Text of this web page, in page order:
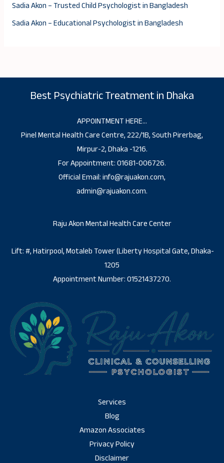
Sadia Akon – Trusted Child Psychologist in Bangladesh
Sadia Akon – Educational Psychologist in Bangladesh
Best Psychiatric Treatment in Dhaka
APPOINTMENT HERE…
Pinel Mental Health Care Centre, 222/1B, South Pirerbag,
Mirpur-2, Dhaka -1216.
For Appointment: 01681-006726.
Official Email: info@rajuakon.com,
admin@rajuakon.com.
Raju Akon Mental Health Care Center
Lift: #, Hatirpool, Motaleb Tower (Liberty Hospital Gate, Dhaka-
1205
Appointment Number: 01521437270.
Services
Blog
Amazon Associates
Privacy Policy
Disclaimer